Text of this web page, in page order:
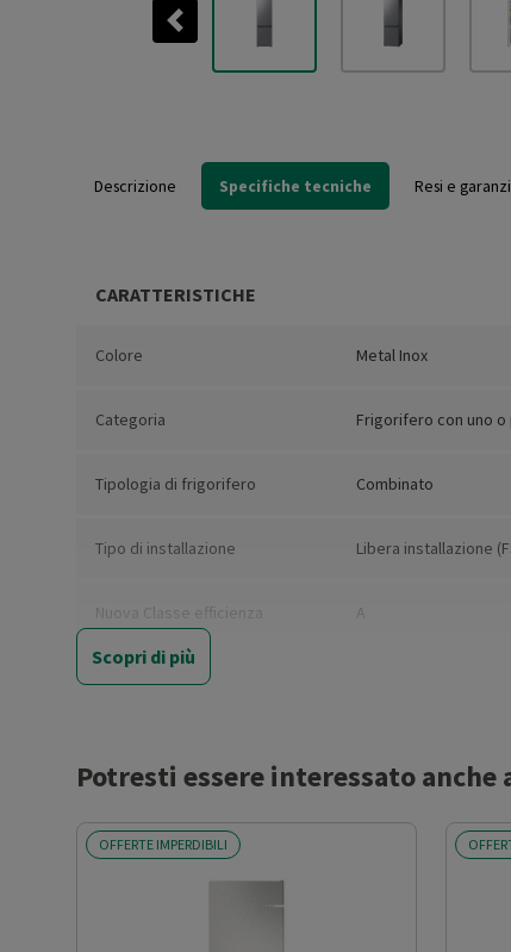
Previous
Descrizione Specifiche tecniche Resi e
CARATTERISTICHE
Colore Metal Inox
Categoria Frigorifero con uno
Tipologia di frigorifero Combinato
Tipo di installazione Libera installazione
Nuova Classe efficienza
energetica
A
Classe climatica
Capacità netta totale (l) 387
Scopri di più
Potresti essere interessato anche
OFFERTE IMPERDIBILI